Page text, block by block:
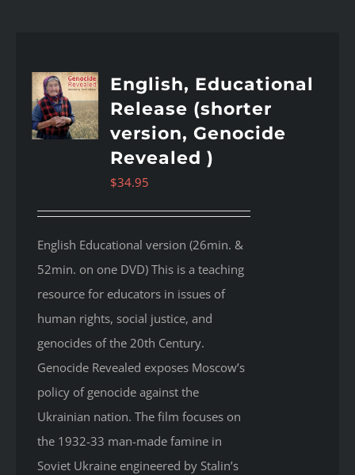
English, Educational
Release (shorter
version, Genocide
Revealed )
$34.95
English Educational version (26min. &
52min. on one DVD) This is a teaching
resource for educators in issues of
human rights, social justice, and
genocides of the 20th Century.
Genocide Revealed exposes Moscow’s
policy of genocide against the
Ukrainian nation. The film focuses on
the 1932-33 man-made famine in
Soviet Ukraine engineered by Stalin’s